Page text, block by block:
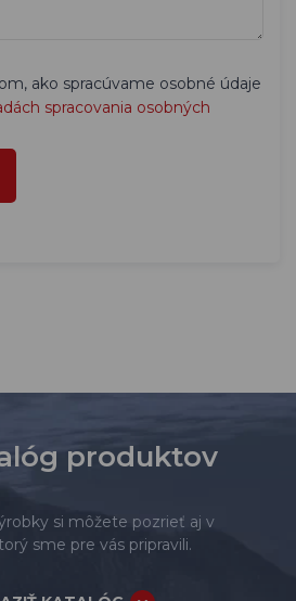
ako spracúvame osobné údaje
spracovania osobných
produktov
si môžete pozrieť aj v
sme pre vás pripravili.